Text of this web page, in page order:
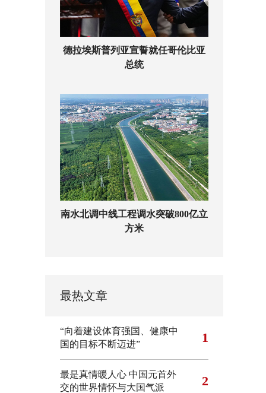
德拉埃斯普列亚宣誓就任哥伦比亚
总统
南水北调中线工程调水突破800亿立
方米
最热文章
“向着建设体育强国、健康中
国的目标不断迈进”
1
最是真情暖人心 中国元首外
交的世界情怀与大国气派
2